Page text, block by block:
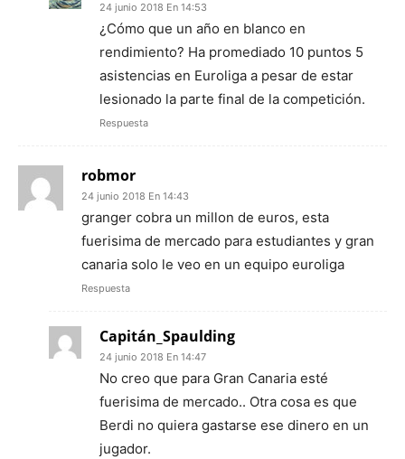
24 junio 2018 En 14:53
¿Cómo que un año en blanco en
rendimiento? Ha promediado 10 puntos 5
asistencias en Euroliga a pesar de estar
lesionado la parte final de la competición.
Respuesta
robmor
24 junio 2018 En 14:43
granger cobra un millon de euros, esta
fuerisima de mercado para estudiantes y gran
canaria solo le veo en un equipo euroliga
Respuesta
Capitán_Spaulding
24 junio 2018 En 14:47
No creo que para Gran Canaria esté
fuerisima de mercado.. Otra cosa es que
Berdi no quiera gastarse ese dinero en un
jugador.